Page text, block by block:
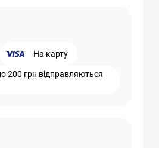
На карту
200 грн відправляються